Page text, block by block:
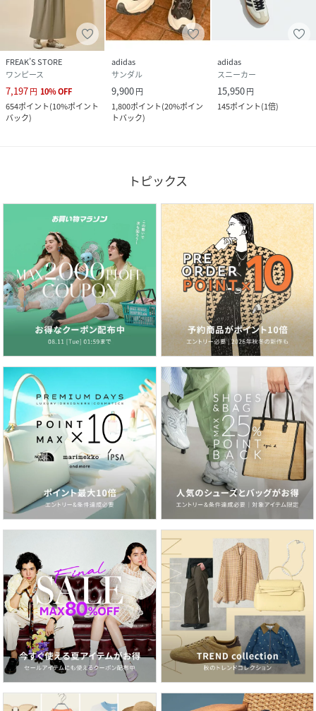
FREAK’S STORE
ワンピース
7,197円 10%OFF
654ポイント(10%ポイント
バック)
adidas
サンダル
9,900円
1,800ポイント(20%ポイン
トバック)
adidas
スニーカー
15,950円
145ポイント(1倍)
トピックス